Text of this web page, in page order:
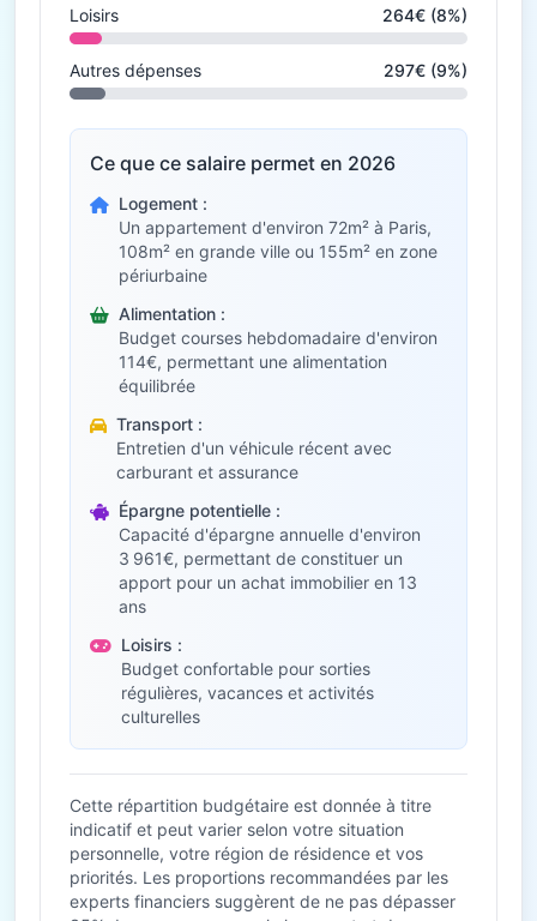
Loisirs 264€ (8%)
Autres dépenses 297€ (9%)
Ce que ce salaire permet en 2026
Logement :
Un appartement d'environ 72m² à Paris,
108m² en grande ville ou 155m² en zone
périurbaine
Alimentation :
Budget courses hebdomadaire d'environ
114€, permettant une alimentation
équilibrée
Transport :
Entretien d'un véhicule récent avec
carburant et assurance
Épargne potentielle :
Capacité d'épargne annuelle d'environ
3 961€, permettant de constituer un
apport pour un achat immobilier en 13
ans
Loisirs :
Budget confortable pour sorties
régulières, vacances et activités
culturelles
Cette répartition budgétaire est donnée à titre
indicatif et peut varier selon votre situation
personnelle, votre région de résidence et vos
priorités. Les proportions recommandées par les
experts financiers suggèrent de ne pas dépasser